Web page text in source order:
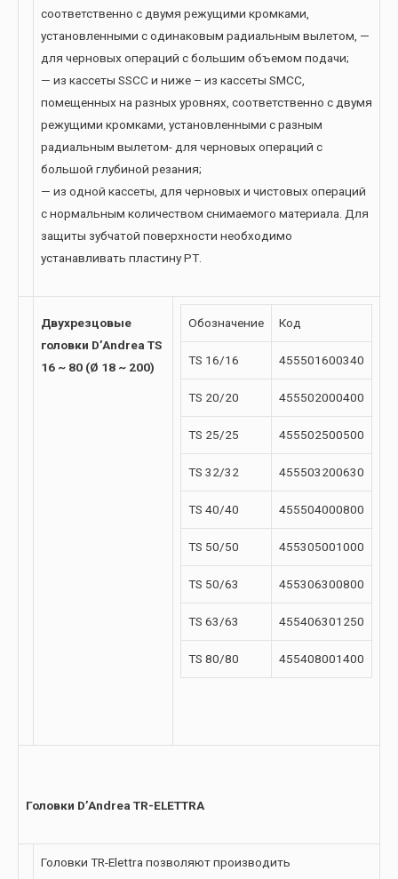
соответственно с двумя режущими кромками,
установленными с одинаковым радиальным вылетом, —
для черновых операций с большим объемом подачи;
— из кассеты SSCC и ниже – из кассеты SMCC,
помещенных на разных уровнях, соответственно с двумя
режущими кромками, установленными с разным
радиальным вылетом- для черновых операций с
большой глубиной резания;
— из одной кассеты, для черновых и чистовых операций
с нормальным количеством снимаемого материала. Для
защиты зубчатой поверхности необходимо
устанавливать пластину РТ.
Двуxрезцовые
головки D’Andrea TS
16 ~ 80 (Ø 18 ~ 200)
Обозначение Код
TS 16/16 455501600340
TS 20/20 455502000400
TS 25/25 455502500500
TS 32/32 455503200630
TS 40/40 455504000800
TS 50/50 455305001000
TS 50/63 455306300800
TS 63/63 455406301250
TS 80/80 455408001400
Головки D’Andrea TR-ELETTRA
Головки TR-Elettra позволяют производить